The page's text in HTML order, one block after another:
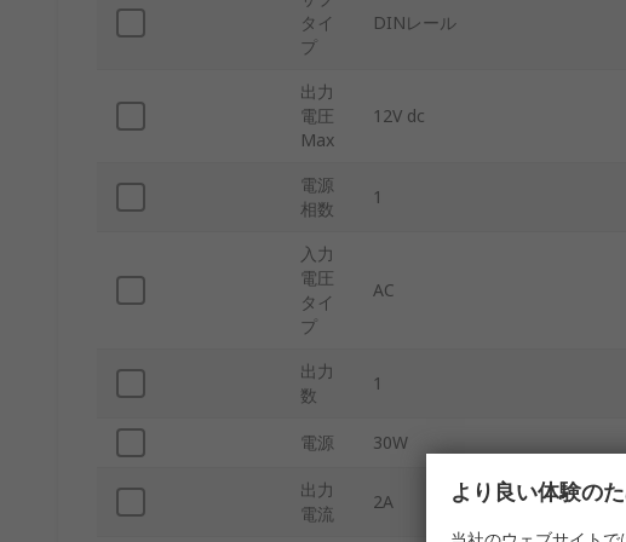
タイ
プ
DINレール
出力
電圧
Max
12V dc
電源
相数
1
入力
電圧
タイ
プ
AC
出力
数
1
電源 30W
出力
電流
2A より良い体験の